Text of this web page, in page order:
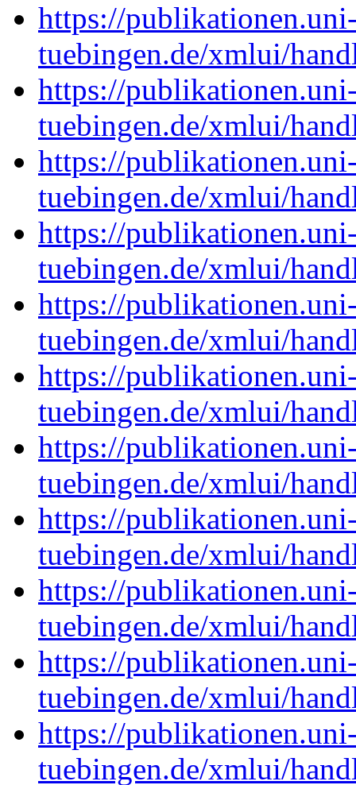
https://
tuebingen.de/xmlui/
https://
tuebingen.de/xmlui/
https://
tuebingen.de/xmlui/
https://
tuebingen.de/xmlui/
https://
tuebingen.de/xmlui/
https://
tuebingen.de/xmlui/
https://
tuebingen.de/xmlui/
https://
tuebingen.de/xmlui/
https://
tuebingen.de/xmlui/
https://
tuebingen.de/xmlui/
https://
tuebingen.de/xmlui/